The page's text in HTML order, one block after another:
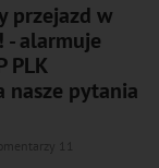
przejazd w
- alarmuje
PLK
nasze pytania